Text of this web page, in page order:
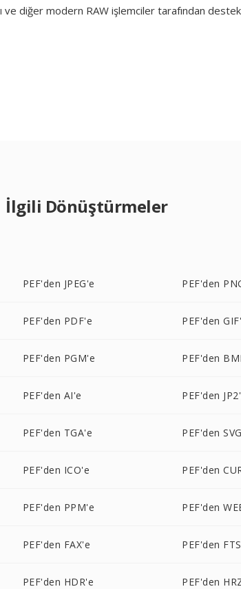
ve diğer modern RAW işlemciler tarafından
İlgili Dönüştürmeler
PEF'den JPEG'e PEF'den
PEF'den PDF'e PEF'den
PEF'den PGM'e PEF'den
PEF'den AI'e PEF'den
PEF'den TGA'e PEF'den
PEF'den ICO'e PEF'den
PEF'den PPM'e PEF'den
PEF'den FAX'e PEF'den
PEF'den HDR'e PEF'den